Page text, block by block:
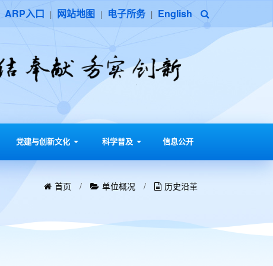
ARP入口 | 网站地图 | 电子所务 | English
党建与创新文化 科学普及 信息公开
首页 / 单位概况 / 历史沿革